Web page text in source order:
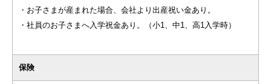
・お子さまが産まれた場合、会社より出産祝い金あり。
・社員のお子さまへ入学祝金あり。（小1、中1、高1入学時）
保険